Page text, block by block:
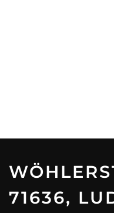
71636,